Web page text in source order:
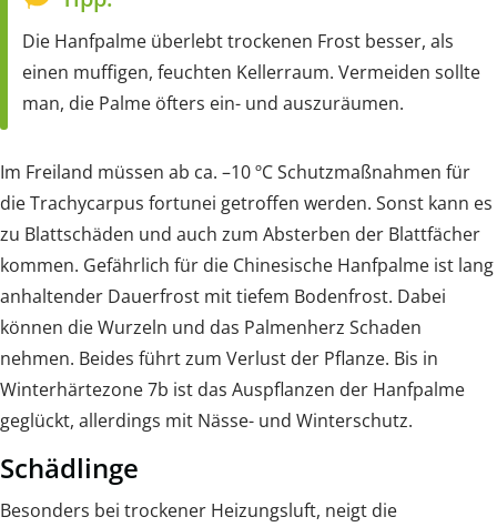
Die Hanfpalme überlebt trockenen Frost besser, als
einen muffigen, feuchten Kellerraum. Vermeiden sollte
man, die Palme öfters ein- und auszuräumen.
Im Freiland müssen ab ca. –10 ºC Schutzmaßnahmen für
die Trachycarpus fortunei getroffen werden. Sonst kann es
zu Blattschäden und auch zum Absterben der Blattfächer
kommen. Gefährlich für die Chinesische Hanfpalme ist lang
anhaltender Dauerfrost mit tiefem Bodenfrost. Dabei
können die Wurzeln und das Palmenherz Schaden
nehmen. Beides führt zum Verlust der Pflanze. Bis in
Winterhärtezone 7b ist das Auspflanzen der Hanfpalme
geglückt, allerdings mit Nässe- und Winterschutz.
Schädlinge
Besonders bei trockener Heizungsluft, neigt die